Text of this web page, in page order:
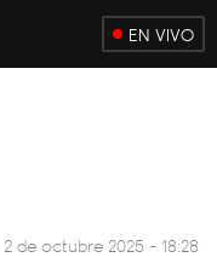
EN VIVO
2 de octubre 2025 - 18:28